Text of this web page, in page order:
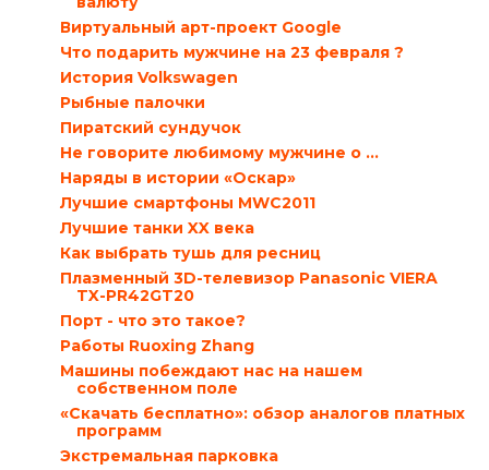
Виртуальный арт-проект Google
Что подарить мужчине на 23 февраля ?
История Volkswagen
Рыбные палочки
Пиратский сундучок
Не говорите любимому мужчине о …
Наряды в истории «Оскар»
Лучшие смартфоны MWC2011
Лучшие танки XX века
Как выбрать тушь для ресниц
Плазменный 3D-телевизор Panasonic VIERA
TX-PR42GT20
Порт - что это такое?
Работы Ruoxing Zhang
Машины побеждают нас на нашем
собственном поле
«Скачать бесплатно»: обзор аналогов платных
программ
Экстремальная парковка